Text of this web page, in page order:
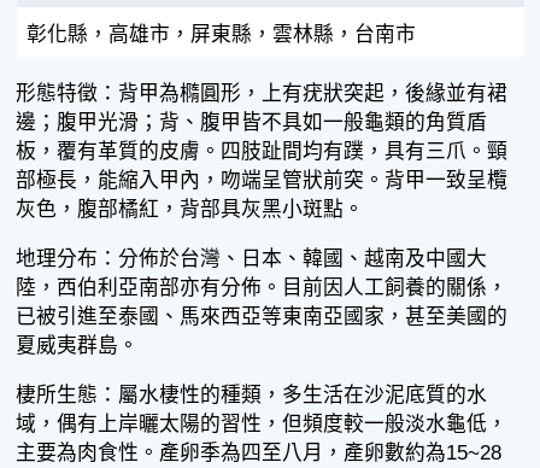
彰化縣，高雄市，屏東縣，雲林縣，台南市
形態特徵：背甲為橢圓形，上有疣狀突起，後緣並有裙
邊；腹甲光滑；背、腹甲皆不具如一般龜類的角質盾
板，覆有革質的皮膚。四肢趾間均有蹼，具有三爪。頸
部極長，能縮入甲內，吻端呈管狀前突。背甲一致呈欖
灰色，腹部橘紅，背部具灰黑小斑點。
地理分布：分佈於台灣、日本、韓國、越南及中國大
陸，西伯利亞南部亦有分佈。目前因人工飼養的關係，
已被引進至泰國、馬來西亞等東南亞國家，甚至美國的
夏威夷群島。
棲所生態：屬水棲性的種類，多生活在沙泥底質的水
域，偶有上岸曬太陽的習性，但頻度較一般淡水龜低，
主要為肉食性。產卵季為四至八月，產卵數約為15~28